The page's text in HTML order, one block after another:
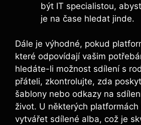
být IT specialistou,
je na čase hledat jinde.
Dále je výhodné,‌ pokud
které odpovídají vašim
hledáte-li možnost sdílení s
přáteli, zkontrolujte, zda
šablony nebo odkazy na
život. U některých
vytvářet sdílené alba, což je